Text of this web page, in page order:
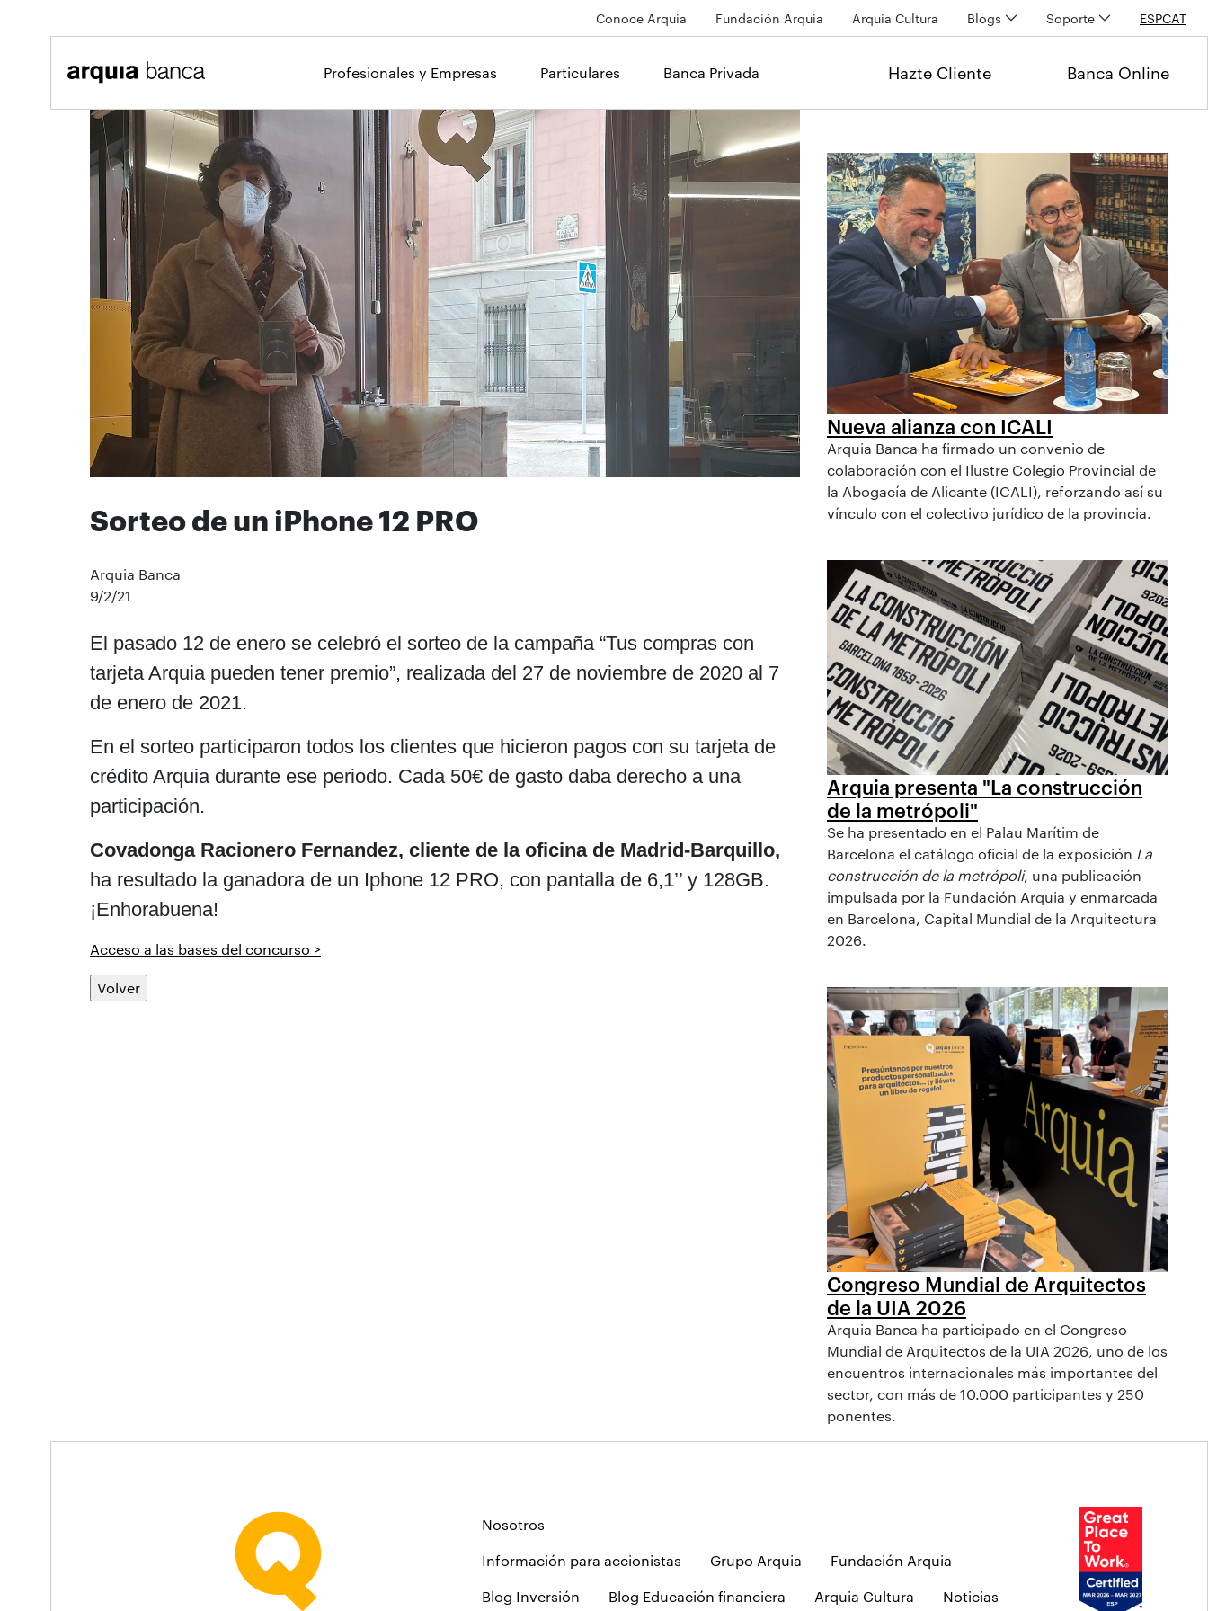
Conoce Arquia Fundación Arquia Arquia Cultura Blogs Soporte ESPCAT
Profesionales y Empresas Particulares Banca Privada Hazte Cliente Banca Online
Sorteo de un iPhone 12 PRO
Arquia Banca
9/2/21
El pasado 12 de enero se celebró el sorteo de la campaña “Tus compras con
tarjeta Arquia pueden tener premio”, realizada del 27 de noviembre de 2020 al 7
de enero de 2021.
En el sorteo participaron todos los clientes que hicieron pagos con su tarjeta de
crédito Arquia durante ese periodo. Cada 50€ de gasto daba derecho a una
participación.
Covadonga Racionero Fernandez, cliente de la oficina de Madrid-Barquillo,
ha resultado la ganadora de un Iphone 12 PRO, con pantalla de 6,1’’ y 128GB.
¡Enhorabuena!
Acceso a las bases del concurso >
Volver
Nueva alianza con ICALI
Arquia Banca ha firmado un convenio de
colaboración con el Ilustre Colegio Provincial de
la Abogacía de Alicante (ICALI), reforzando así su
vínculo con el colectivo jurídico de la provincia.
Arquia presenta "La construcción
de la metrópoli"
Se ha presentado en el Palau Marítim de
Barcelona el catálogo oficial de la exposición La
construcción de la metrópoli, una publicación
impulsada por la Fundación Arquia y enmarcada
en Barcelona, Capital Mundial de la Arquitectura
2026.
Congreso Mundial de Arquitectos
de la UIA 2026
Arquia Banca ha participado en el Congreso
Mundial de Arquitectos de la UIA 2026, uno de los
encuentros internacionales más importantes del
sector, con más de 10.000 participantes y 250
ponentes.
Nosotros
Información para accionistas Grupo Arquia Fundación Arquia
Blog Inversión Blog Educación financiera Arquia Cultura Noticias